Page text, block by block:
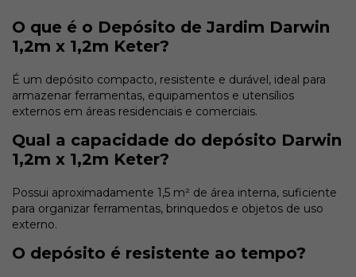
O que é o Depósito de Jardim Darwin
1,2m x 1,2m Keter?
É um depósito compacto, resistente e durável, ideal para
armazenar ferramentas, equipamentos e utensílios
externos em áreas residenciais e comerciais.
Qual a capacidade do depósito Darwin
1,2m x 1,2m Keter?
Possui aproximadamente 1,5 m² de área interna, suficiente
para organizar ferramentas, brinquedos e objetos de uso
externo.
O depósito é resistente ao tempo?